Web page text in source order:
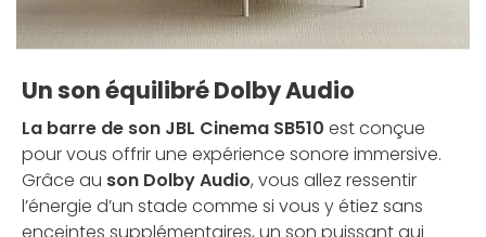
Un son équilibré Dolby Audio
La barre de son JBL Cinema SB510 estconçue
pour vous offrir une expérience sonore immersive.
Grâce au son Dolby Audio, vous allez ressentir
l’énergie d’un stade comme si vous y étiez sans